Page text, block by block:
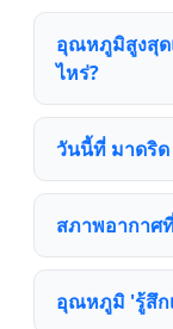
อุณหภูมิสูงสุด
ไหร่?
วันนี้ที่ มาดริ
สภาพอากาศ
อุณหภูมิ 'รู้สึก